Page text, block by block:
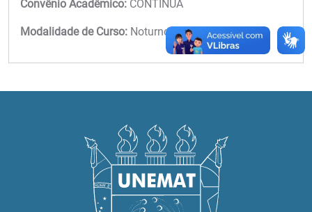
Convênio Acadêmico: CONTÍNUA
Modalidade de Curso: Noturno